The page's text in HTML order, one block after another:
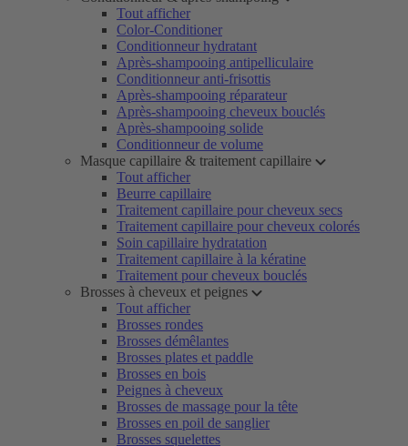
Tout afficher
Color-Conditioner
Conditionneur hydratant
Après-shampooing antipelliculaire
Conditionneur anti-frisottis
Après-shampooing réparateur
Après-shampooing cheveux bouclés
Après-shampooing solide
Conditionneur de volume
Masque capillaire & traitement capillaire
Tout afficher
Beurre capillaire
Traitement capillaire pour cheveux secs
Traitement capillaire pour cheveux colorés
Soin capillaire hydratation
Traitement capillaire à la kératine
Traitement pour cheveux bouclés
Brosses à cheveux et peignes
Tout afficher
Brosses rondes
Brosses démêlantes
Brosses plates et paddle
Brosses en bois
Peignes à cheveux
Brosses de massage pour la tête
Brosses en poil de sanglier
Brosses squelettes